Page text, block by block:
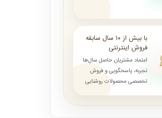
با بیش از ۱۰ سال سابقه
فروش اینترنتی
اعتماد مشتریان حاصل سال‌ها
تجربه، پاسخگویی و فروش
تخصصی محصولات روشنایی